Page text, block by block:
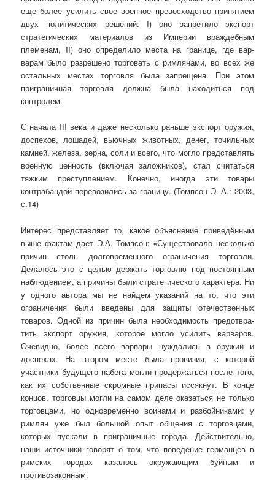
еще более усилить свое военное превосходство принятием
двух политических решений: I) оно запретило экспорт
стратегических материалов из Импе­рии враждебным
племенам, II) оно определило места на границе, где вар­
варам было разрешено торговать с римлянами, во всех же
остальных ме­стах торговля была запрещена. При этом
приграничная торговля должна была находиться под
контролем.
С начала III века и даже несколько раньше экспорт оружия,
доспехов, лошадей, вьючных животных, денег, точильных
камней, железа, зерна, соли и всего, что могло представлять
военную ценность (включая залож­ников), стал считаться
тяжким преступлением. Конечно, иногда эти то­вары
контрабандой перевозились за границу. (Томпсон Э. А.: 2003,
с.14)
Интерес представляет то, какое объяснение приведённым
выше фактам даёт Э.А. Томпсон: «Существовало несколько
причин столь долговременного ограничения торговли.
Делалось это с целью держать торговлю под постоянным
наблю­дением, а причины были стратегического характера. Ни
у одного автора мы не найдем указаний на то, что эти
ограничения были введены для защиты отечественных
товаров. Одной из причин была необходимость предотвра­
тить экспорт оружия, которое могло усилить варваров.
Очевидно, более всего варвары нуждались в оружии и
доспехах. На втором месте была про­визия, с которой
участники будущего набега могли продержаться после того,
как их собственные скромные припасы иссякнут. В конце
концов, торгов­цы могли на самом деле оказаться не только
торговцами, но одновременно воинами и разбойниками: у
римлян уже был большой опыт общения с тор­говцами,
которых пускали в приграничные города. Действительно,
наши источники говорят о том, что поведение германцев в
римских городах каза­лось окружающим буйным и
противозаконным.